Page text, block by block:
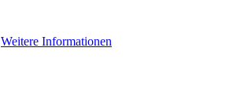
Weitere Informationen